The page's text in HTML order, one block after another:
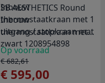
SB AESTHETICS Round
Inbouw
thermostaatkraan met 1
uitgang / stopkraan mat
zwart 1208954898
Op voorraad
€ 682,61
€ 595,00